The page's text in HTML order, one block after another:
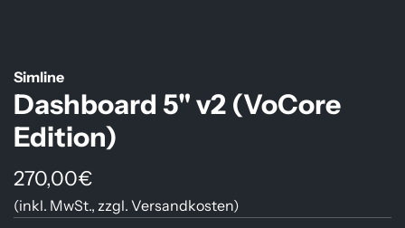
Simline
Dashboard 5" v2 (VoCore
Edition)
R
e
270,00€
(inkl. MwSt., zzgl. Versandkosten)